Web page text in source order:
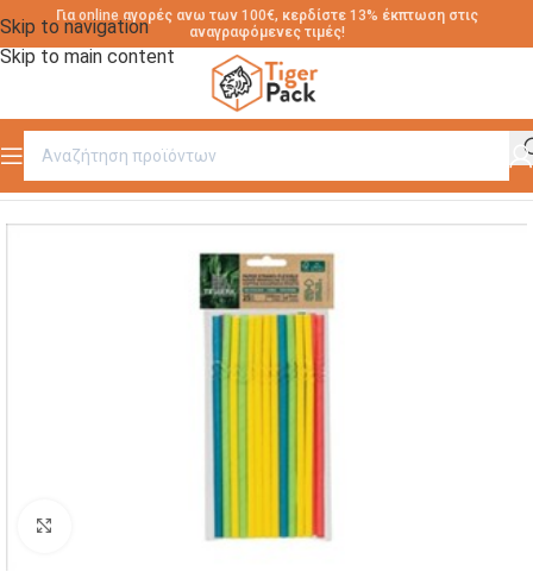
Skip to navigation
Skip to main content
Για online αγορές ανω των 100€, κερδίστε 13% έκπτωση στις
αναγραφόμενες τιμές!
Αρχική σελίδα / RETAIL